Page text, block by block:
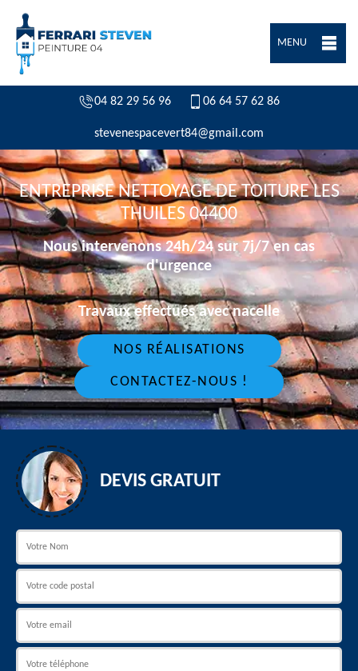
MENU
04 82 29 56 96 06 64 57 62 86
stevenespacevert84@gmail.com
ENTREPRISE NETTOYAGE DE TOITURE LES
THUILES 04400
Nous intervenons 24h/24 sur 7j/7 en cas
d'urgence
Travaux effectués avec nacelle
NOS RÉALISATIONS
CONTACTEZ-NOUS !
DEVIS GRATUIT